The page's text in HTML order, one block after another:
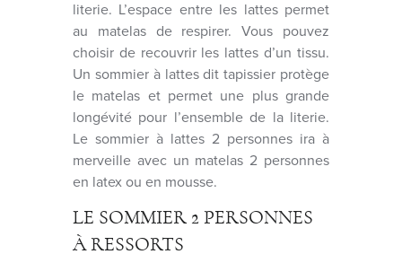
literie. L’espace entre les lattes permet
au matelas de respirer. Vous pouvez
choisir de recouvrir les lattes d’un tissu.
Un sommier à lattes dit tapissier protège
le matelas et permet une plus grande
longévité pour l’ensemble de la literie.
Le sommier à lattes 2 personnes ira à
merveille avec un matelas 2 personnes
en latex ou en mousse.
LE SOMMIER 2 PERSONNES
À RESSORTS